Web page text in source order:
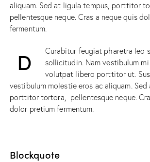
aliquam. Sed at ligula tempus, porttitor
pellentesque neque. Cras a neque quis
fermentum.
D
Curabitur feugiat pharetra leo
sollicitudin. Nam vestibulum
volutpat libero porttitor ut.
vestibulum molestie eros ac aliquam.
porttitor tortora, pellentesque neque.
dolor pretium fermentum.
Blockquote